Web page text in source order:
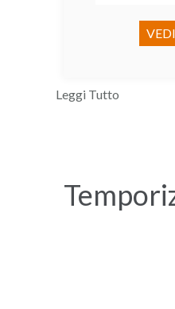
Leggi Tutto